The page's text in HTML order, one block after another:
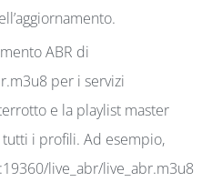
ABR di
per i servizi
e la playlist master
i profili. Ad esempio,
live_abr/live_abr.m3u8